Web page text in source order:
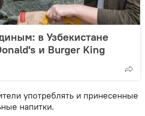
в Узбекистане
и Burger King
употреблять и принесенные
напитки.